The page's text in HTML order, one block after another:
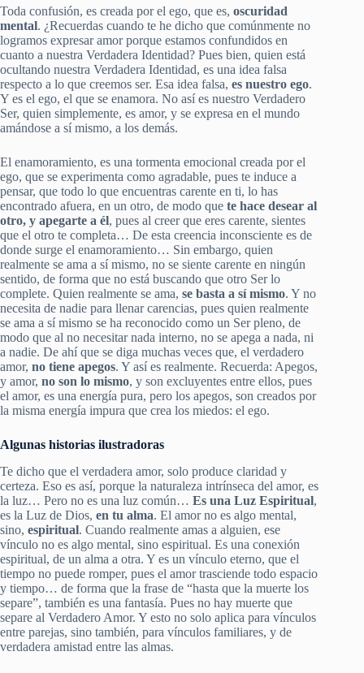
Toda confusión, es creada por el ego, que es, oscuridad
mental. ¿Recuerdas cuando te he dicho que comúnmente no
logramos expresar amor porque estamos confundidos en
cuanto a nuestra Verdadera Identidad? Pues bien, quien está
ocultando nuestra Verdadera Identidad, es una idea falsa
respecto a lo que creemos ser. Esa idea falsa, es nuestro ego.
Y es el ego, el que se enamora. No así es nuestro Verdadero
Ser, quien simplemente, es amor, y se expresa en el mundo
amándose a sí mismo, a los demás.
El enamoramiento, es una tormenta emocional creada por el
ego, que se experimenta como agradable, pues te induce a
pensar, que todo lo que encuentras carente en ti, lo has
encontrado afuera, en un otro, de modo que te hace desear al
otro, y apegarte a él, pues al creer que eres carente, sientes
que el otro te completa… De esta creencia inconsciente es de
donde surge el enamoramiento… Sin embargo, quien
realmente se ama a sí mismo, no se siente carente en ningún
sentido, de forma que no está buscando que otro Ser lo
complete. Quien realmente se ama, se basta a sí mismo. Y no
necesita de nadie para llenar carencias, pues quien realmente
se ama a sí mismo se ha reconocido como un Ser pleno, de
modo que al no necesitar nada interno, no se apega a nada, ni
a nadie. De ahí que se diga muchas veces que, el verdadero
amor, no tiene apegos. Y así es realmente. Recuerda: Apegos,
y amor, no son lo mismo, y son excluyentes entre ellos, pues
el amor, es una energía pura, pero los apegos, son creados por
la misma energía impura que crea los miedos: el ego.
Algunas historias ilustradoras
Te dicho que el verdadera amor, solo produce claridad y
certeza. Eso es así, porque la naturaleza intrínseca del amor, es
la luz… Pero no es una luz común… Es una Luz Espiritual,
es la Luz de Dios, en tu alma. El amor no es algo mental,
sino, espiritual. Cuando realmente amas a alguien, ese
vínculo no es algo mental, sino espiritual. Es una conexión
espiritual, de un alma a otra. Y es un vínculo eterno, que el
tiempo no puede romper, pues el amor trasciende todo espacio
y tiempo… de forma que la frase de “hasta que la muerte los
separe”, también es una fantasía. Pues no hay muerte que
separe al Verdadero Amor. Y esto no solo aplica para vínculos
entre parejas, sino también, para vínculos familiares, y de
verdadera amistad entre las almas.